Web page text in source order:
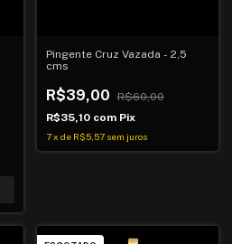
Pingente Cruz Vazada - 2,5
cms
R$39,00
R$60,00
R$35,10 com Pix
7 x de R$5,57 sem juros